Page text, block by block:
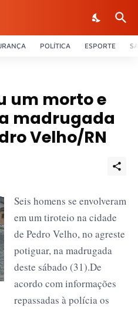
POLÍTICA ESPORTE
um morto e
madrugada
Velho/RN
Seis homens se envolveram
em um tiroteio na cidade
de Pedro Velho, no agreste
potiguar, na madrugada
deste sábado (31).De
acordo com informações
repassadas à polícia os